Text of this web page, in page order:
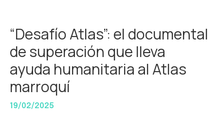
“Desafío Atlas”: el documental
de superación que lleva
ayuda humanitaria al Atlas
marroquí
19/02/2025